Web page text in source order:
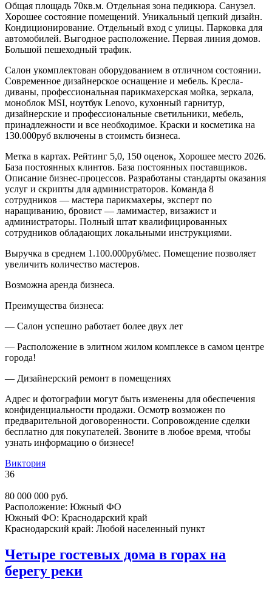
Общая площадь 70кв.м. Отдельная зона педикюра. Санузел.
Хорошее состояние помещений. Уникальный цепкий дизайн.
Кондиционирование. Отдельный вход с улицы. Парковка для
автомобилей. Выгодное расположение. Первая линия домов.
Большой пешеходный трафик.
Салон укомплектован оборудованием в отличном состоянии.
Современное дизайнерское оснащение и мебель. Кресла-
диваны, профессиональная парикмахерская мойка, зеркала,
моноблок MSI, ноутбук Lenovo, кухонный гарнитур,
дизайнерские и профессиональные светильники, мебель,
принадлежности и все необходимое. Краски и косметика на
130.000руб включены в стоимсть бизнеса.
Метка в картах. Рейтинг 5,0, 150 оценок, Хорошее место 2026.
База постоянных клинтов. База постоянных поставщиков.
Описание бизнес-процессов. Разработаны стандарты оказания
услуг и скрипты для администраторов. Команда 8
сотрудников — мастера парикмахеры, эксперт по
наращиванию, бровист — ламимастер, визажист и
администраторы. Полный штат квалифицированных
сотрудников обладающих локальными инструкциями.
Выручка в среднем 1.100.000руб/мес. Помещение позволяет
увеличить количество мастеров.
Возможна аренда бизнеса.
Преимущества бизнеса:
— Салон успешно работает более двух лет
— Расположение в элитном жилом комплексе в самом центре
города!
— Дизайнерский ремонт в помещениях
Адрес и фотографии могут быть изменены для обеспечения
конфиденциальности продажи. Осмотр возможен по
предварительной договоренности. Сопровождение сделки
бесплатно для покупателей. Звоните в любое время, чтобы
узнать информацию о бизнесе!
Виктория
36
80 000 000 руб.
Расположение: Южный ФО
Южный ФО: Краснодарский край
Краснодарский край: Любой населенный пункт
Четыре гостевых дома в горах на
берегу реки